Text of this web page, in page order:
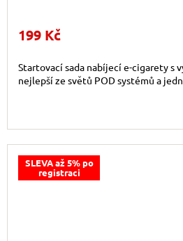
199 Kč
Startovací sada nabíjecí e-cigarety s
nejlepší ze světů POD systémů a
SLEVA až 5% po
registraci